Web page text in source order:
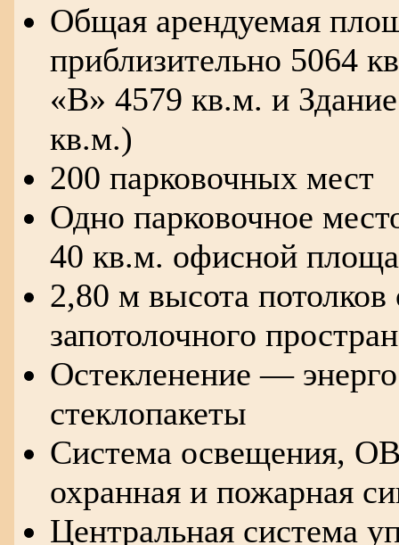
Общая арендуемая
приблизительно 5064
«В» 4579 кв.м. и
кв.м.)
200 парковочных мест
Одно парковочное
40 кв.м. офисной
2,80 м высота потолков
запотолочного
Остекленение —
стеклопакеты
Система освещения,
охранная и пожарная
Центральная система